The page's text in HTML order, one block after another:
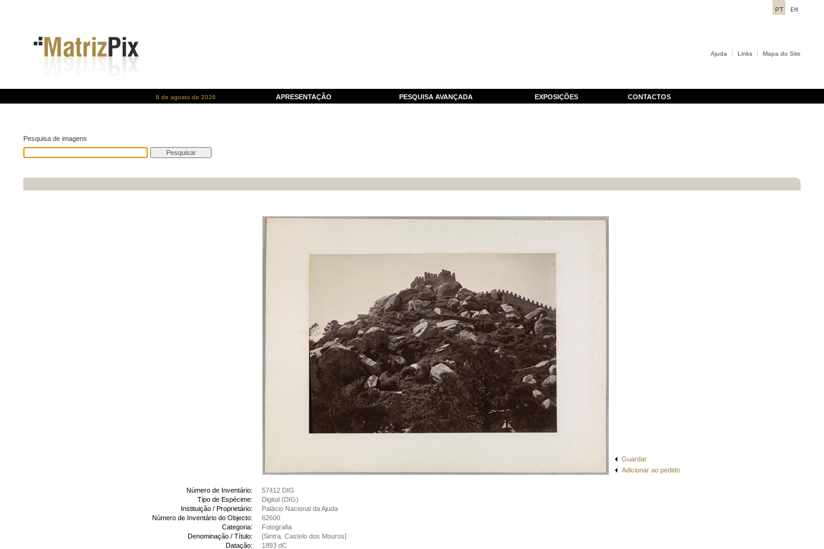
Ajuda Links Mapa do Site
8 de agosto de 2026 APRESENTAÇÃO PESQUISA AVANÇADA EXPOSIÇÕES CONTACTOS
Pesquisa de imagens
Guardar
Adicionar ao pedido
Número de Inventário:
57412 DIG
Tipo de Espécime:
Digital (DIG)
Instituição / Proprietário:
Palácio Nacional da Ajuda
Número de Inventário do Objecto:
62600
Categoria:
Fotografia
Denominação / Título:
[Sintra. Castelo dos Mouros]
Datação:
1893 dC